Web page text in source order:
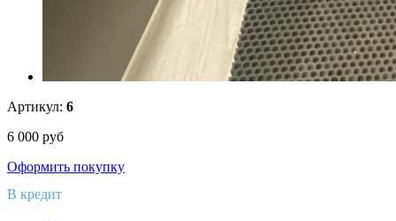
Артикул: 6
6 000 руб
Оформить покупку
В кредит